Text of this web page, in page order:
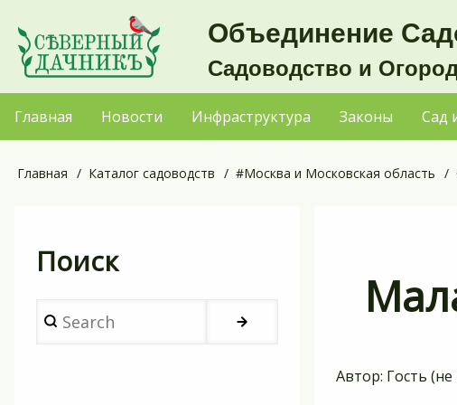
основному
Объединение
Садоводство и
Основная
навигация
Главная Новости Инфраструктура Законы Сад
Строка
Главная Каталог садоводств #Москва и Московская область
Поиск
Search
Автор: Гость